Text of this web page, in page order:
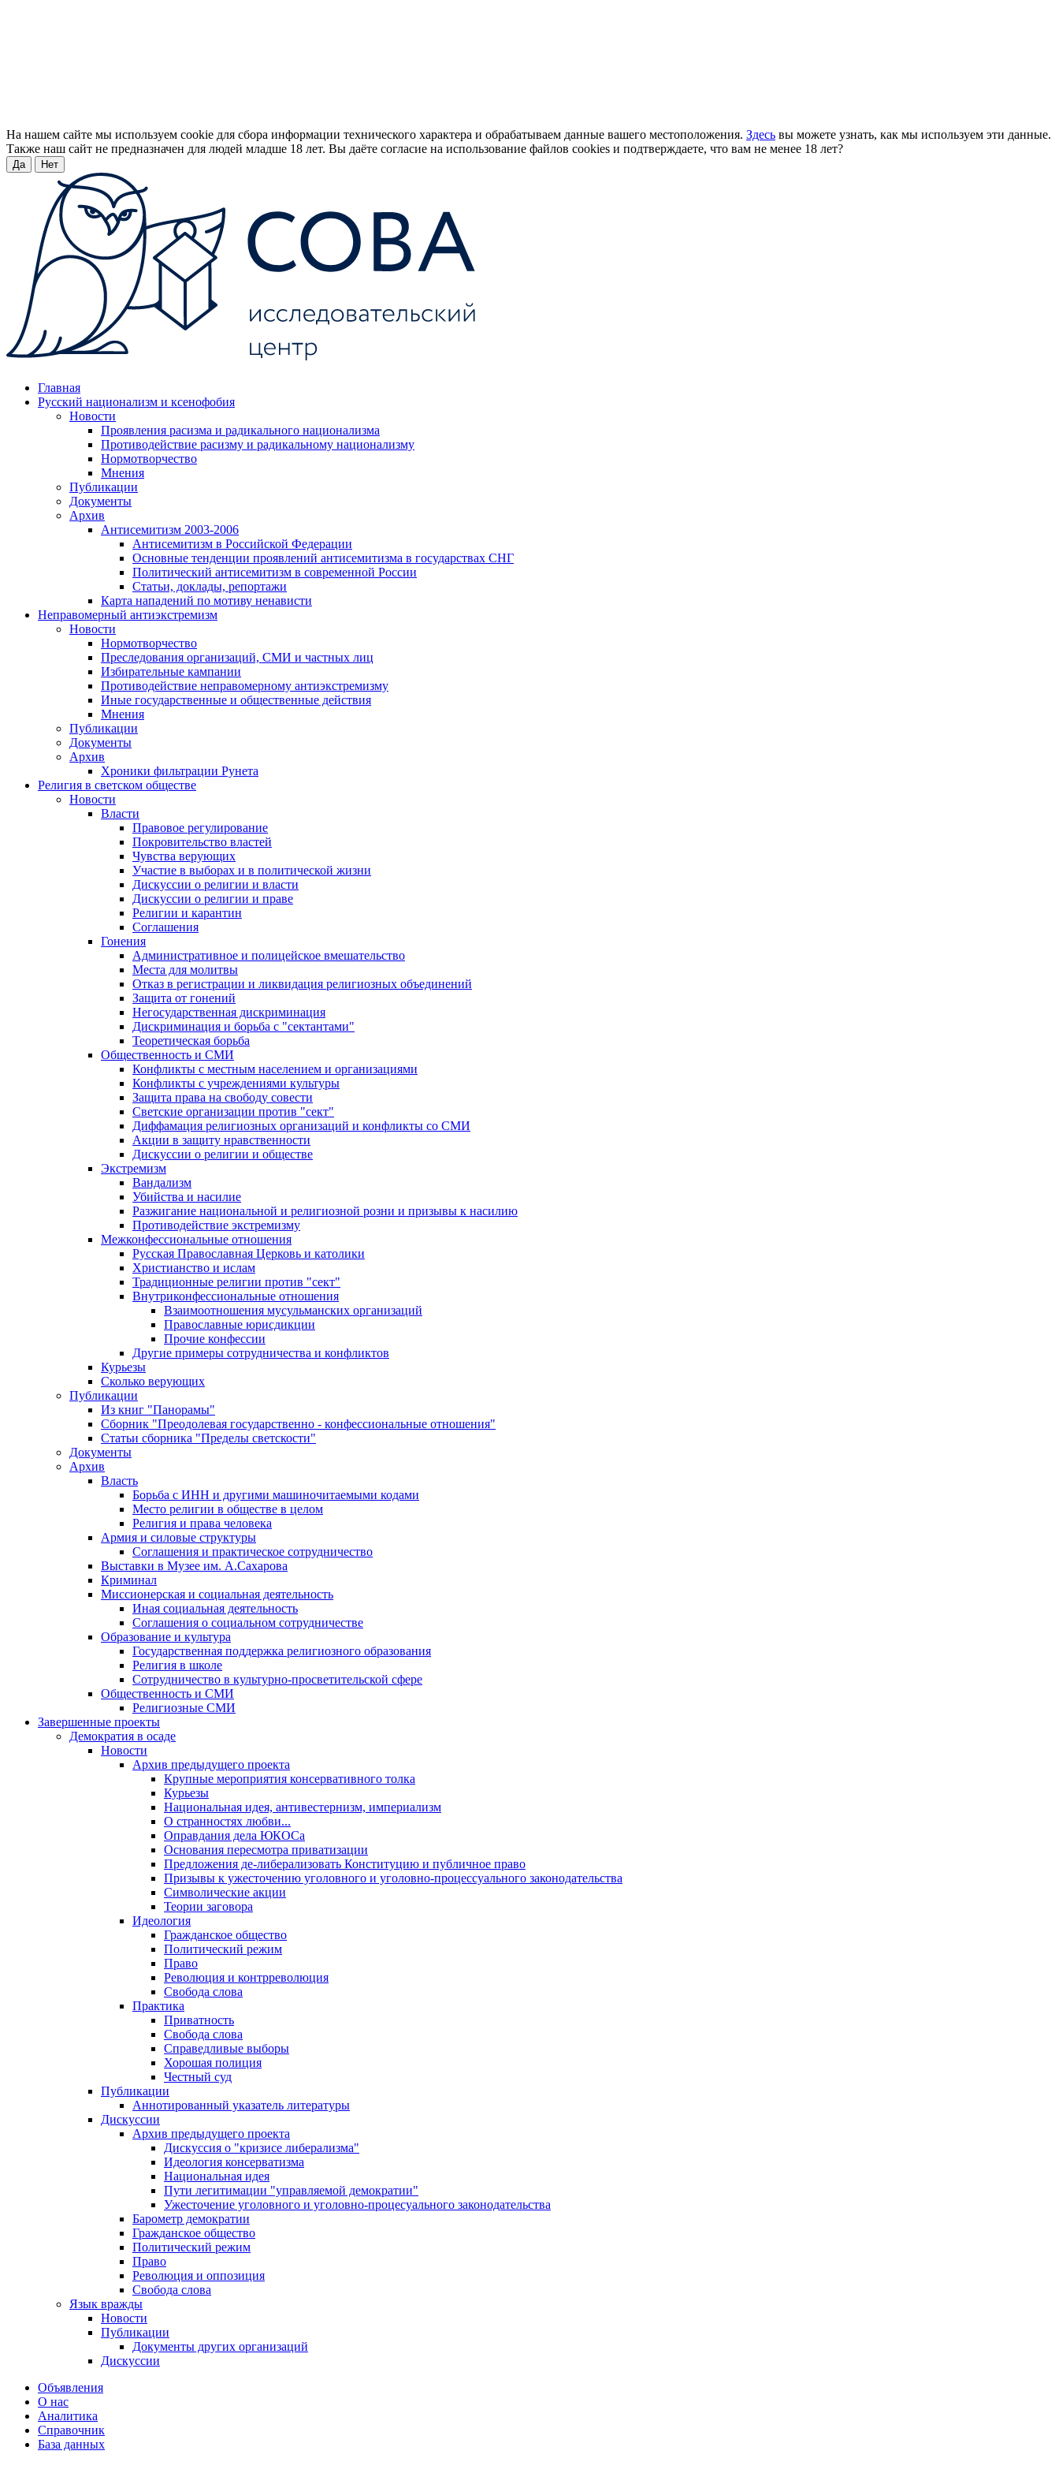
На нашем сайте мы используем cookie для сбора информации технического характера и обрабатываем данные вашего местоположения. Здесь вы можете узнать, как мы используем эти данные.
Также наш сайт не предназначен для людей младше 18 лет. Вы даёте согласие на использование файлов cookies и подтверждаете, что вам не менее 18 лет?
Да Нет
Главная
Русский национализм и ксенофобия
Новости
Проявления расизма и радикального национализма
Противодействие расизму и радикальному национализму
Нормотворчество
Мнения
Публикации
Документы
Архив
Антисемитизм 2003-2006
Антисемитизм в Российской Федерации
Основные тенденции проявлений антисемитизма в государствах СНГ
Политический антисемитизм в современной России
Статьи, доклады, репортажи
Карта нападений по мотиву ненависти
Неправомерный антиэкстремизм
Новости
Нормотворчество
Преследования организаций, СМИ и частных лиц
Избирательные кампании
Противодействие неправомерному антиэкстремизму
Иные государственные и общественные действия
Мнения
Публикации
Документы
Архив
Хроники фильтрации Рунета
Религия в светском обществе
Новости
Власти
Правовое регулирование
Покровительство властей
Чувства верующих
Участие в выборах и в политической жизни
Дискуссии о религии и власти
Дискуссии о религии и праве
Религии и карантин
Соглашения
Гонения
Административное и полицейское вмешательство
Места для молитвы
Отказ в регистрации и ликвидация религиозных объединений
Защита от гонений
Негосударственная дискриминация
Дискриминация и борьба с "сектантами"
Теоретическая борьба
Общественность и СМИ
Конфликты с местным населением и организациями
Конфликты с учреждениями культуры
Защита права на свободу совести
Светские организации против "сект"
Диффамация религиозных организаций и конфликты со СМИ
Акции в защиту нравственности
Дискуссии о религии и обществе
Экстремизм
Вандализм
Убийства и насилие
Разжигание национальной и религиозной розни и призывы к насилию
Противодействие экстремизму
Межконфессиональные отношения
Русская Православная Церковь и католики
Христианство и ислам
Традиционные религии против "сект"
Внутриконфессиональные отношения
Взаимоотношения мусульманских организаций
Православные юрисдикции
Прочие конфессии
Другие примеры сотрудничества и конфликтов
Курьезы
Сколько верующих
Публикации
Из книг "Панорамы"
Сборник "Преодолевая государственно - конфессиональные отношения"
Статьи сборника "Пределы светскости"
Документы
Архив
Власть
Борьба с ИНН и другими машиночитаемыми кодами
Место религии в обществе в целом
Религия и права человека
Армия и силовые структуры
Соглашения и практическое сотрудничество
Выставки в Музее им. А.Сахарова
Криминал
Миссионерская и социальная деятельность
Иная социальная деятельность
Соглашения о социальном сотрудничестве
Образование и культура
Государственная поддержка религиозного образования
Религия в школе
Сотрудничество в культурно-просветительской сфере
Общественность и СМИ
Религиозные СМИ
Завершенные проекты
Демократия в осаде
Новости
Архив предыдущего проекта
Крупные мероприятия консервативного толка
Курьезы
Национальная идея, антивестернизм, империализм
О странностях любви...
Оправдания дела ЮКОСа
Основания пересмотра приватизации
Предложения де-либерализовать Конституцию и публичное право
Призывы к ужесточению уголовного и уголовно-процессуального законодательства
Символические акции
Теории заговора
Идеология
Гражданское общество
Политический режим
Право
Революция и контрреволюция
Свобода слова
Практика
Приватность
Свобода слова
Справедливые выборы
Хорошая полиция
Честный суд
Публикации
Аннотированный указатель литературы
Дискуссии
Архив предыдущего проекта
Дискуссия о "кризисе либерализма"
Идеология консерватизма
Национальная идея
Пути легитимации "управляемой демократии"
Ужесточение уголовного и уголовно-процесуального законодательства
Барометр демократии
Гражданское общество
Политический режим
Право
Революция и оппозиция
Свобода слова
Язык вражды
Новости
Публикации
Документы других организаций
Дискуссии
Объявления
О нас
Аналитика
Справочник
База данных